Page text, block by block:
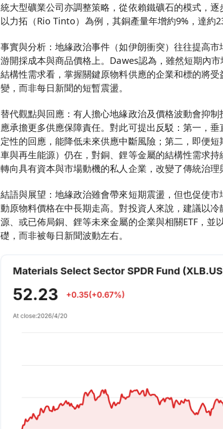
統大型礦業公司亦調整策略，從依賴鐵礦石的模式，逐
以力拓（Rio Tinto）為例，其銅產量年增約9%，達約
事實與分析：地緣政治事件（如伊朗衝突）往往提高
游開採成本與商品價格上。Dawes認為，雖然短期內
結構性需求看，掌握關鍵原物料供應的企業和標的將
變，而非每日新聞的短暫震盪。
替代觀點與回應：有人擔心地緣政治及價格波動會抑
應承擔更多供應保障責任。對此可提出反駁：第一，
定性的回應，能降低未來供應中斷風險；第二，即便
車與再生能源）仍在，對銅、鋰等金屬的結構性需求
轉向具有資本與市場動機的私人企業，改變了傳統治理
結語與展望：地緣政治雖會帶來短期震盪，但也促使
動原物料價格在中長期走高。對投資人來說，建議以
源、或已佈局銅、鋰等未來金屬的企業與相關ETF，並
礎，而非被每日新聞波動左右。